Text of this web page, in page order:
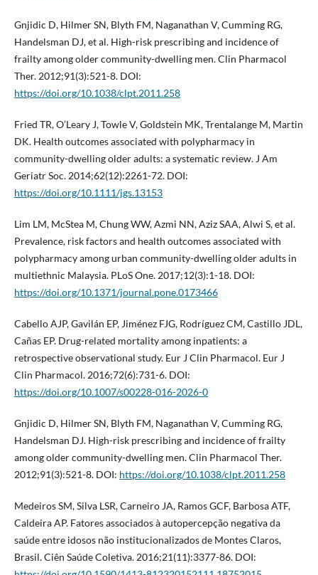
Gnjidic D, Hilmer SN, Blyth FM, Naganathan V, Cumming RG,
Handelsman DJ, et al. High-risk prescribing and incidence of
frailty among older community-dwelling men. Clin Pharmacol
Ther. 2012;91(3):521-8. DOI:
https://doi.org/10.1038/clpt.2011.258
Fried TR, O’Leary J, Towle V, Goldstein MK, Trentalange M, Martin
DK. Health outcomes associated with polypharmacy in
community-dwelling older adults: a systematic review. J Am
Geriatr Soc. 2014;62(12):2261-72. DOI:
https://doi.org/10.1111/jgs.13153
Lim LM, McStea M, Chung WW, Azmi NN, Aziz SAA, Alwi S, et al.
Prevalence, risk factors and health outcomes associated with
polypharmacy among urban community-dwelling older adults in
multiethnic Malaysia. PLoS One. 2017;12(3):1-18. DOI:
https://doi.org/10.1371/journal.pone.0173466
Cabello AJP, Gavilán EP, Jiménez FJG, Rodríguez CM, Castillo JDL,
Cañas EP. Drug-related mortality among inpatients: a
retrospective observational study. Eur J Clin Pharmacol. Eur J
Clin Pharmacol. 2016;72(6):731-6. DOI:
https://doi.org/10.1007/s00228-016-2026-0
Gnjidic D, Hilmer SN, Blyth FM, Naganathan V, Cumming RG,
Handelsman DJ. High-risk prescribing and incidence of frailty
among older community-dwelling men. Clin Pharmacol Ther.
2012;91(3):521-8. DOI: https://doi.org/10.1038/clpt.2011.258
Medeiros SM, Silva LSR, Carneiro JA, Ramos GCF, Barbosa ATF,
Caldeira AP. Fatores associados à autopercepção negativa da
saúde entre idosos não institucionalizados de Montes Claros,
Brasil. Ciên Saúde Coletiva. 2016;21(11):3377-86. DOI: